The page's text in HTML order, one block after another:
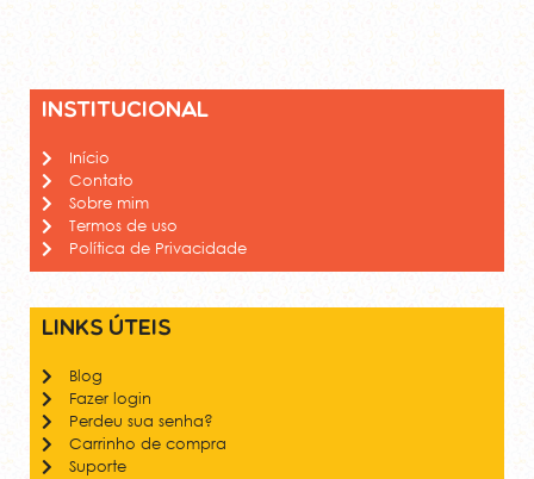
Institucional
Início
Contato
Sobre mim
Termos de uso
Política de Privacidade
Links úteis
Blog
Fazer login
Perdeu sua senha?
Carrinho de compra
Suporte